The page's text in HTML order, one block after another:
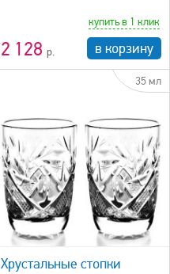
2 128
купить в 1 клик
в корзину
35 мл
Хрустальные стопки